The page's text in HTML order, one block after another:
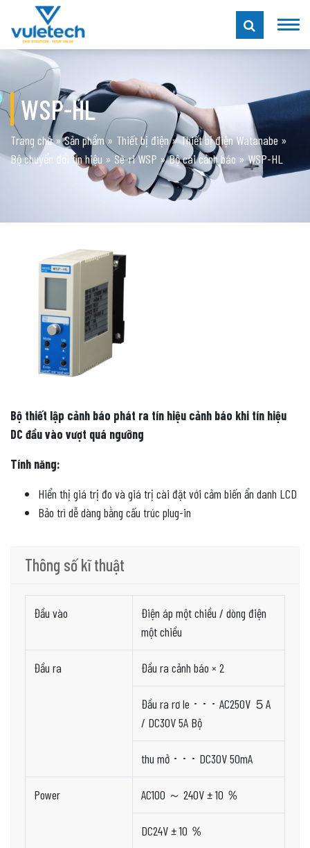
WSP-HL
Trang chủ»Sản phẩm» Thiết bị điện»Thiết bị điện Watanabe »
Bộ chuyển đổi tín hiệu » Sê-ri WSP »Bộ cài cảnh báo »WSP-HL
Bộ thiết lập cảnh báo phát ra tín hiệu cảnh báo khi tín hiệu
DC đầu vào vượt quá ngưỡng
Tính năng:
Hiển thị giá trị đo và giá trị cài đặt với cảm biến ẩn danh LCD
Bảo trì dễ dàng bằng cấu trúc plug-in
Thông số kĩ thuật
Đầu vào
Điện áp một chiều / dòng điện
một chiều
Đầu ra Đầu ra cảnh báo × 2
Đầu ra rơ le ･ ･ ･ AC250V ５A
/ DC30V 5A Bộ
thu mở ･ ･ ･ DC30V 50mA
Power AC100 ～ 240V ± 10 ％
DC24V ± 10 ％